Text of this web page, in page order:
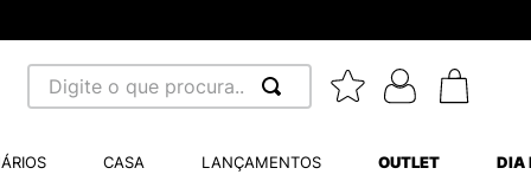
Digite o que procura...
CASA LANÇAMENTOS OUTLET DIA
BALANCE 530